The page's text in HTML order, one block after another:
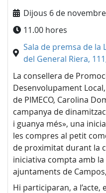
Dijous 6 de novembre
11.00 hores
Sala de premsa de la
del General Riera,
La consellera de
Desenvolupament
de PIMECO, Carolina
campanya de
i guanya més», una
les compres al petit
de proximitat durant la
iniciativa compta amb la
ajuntaments de
Hi participaran, a